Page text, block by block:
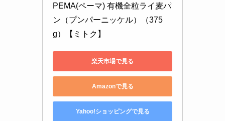
PEMA(ペーマ) 有機全粒ライ麦パ
ン（プンパーニッケル）（375
g）【ミトク】
楽天市場で見る
Amazonで見る
Yahoo!ショッピングで見る